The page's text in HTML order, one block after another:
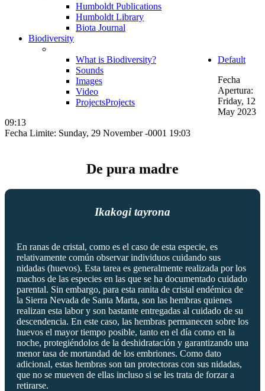
Humboldt Publications
Humboldt Library
Biota Journal
Biodiversity
What is Biodiversity?
Sounds
Images
Video
ProjectsProjects
Default
Fecha
Apertura:
Friday, 12
May 2023
09:13
Fecha Limite: Sunday, 29 November -0001 19:03
De pura madre
Ikakogi tayrona
En ranas de cristal, como es el caso de esta especie, es
relativamente común observar individuos cuidando sus
nidadas (huevos). Esta tarea es generalmente realizada por los
machos de las especies en las que se ha documentado cuidado
parental. Sin embargo, para esta ranita de cristal endémica de
la Sierra Nevada de Santa Marta, son las hembras quienes
realizan esta labor y son bastante entregadas al cuidado de su
descendencia. En este caso, las hembras permanecen sobre los
huevos el mayor tiempo posible, tanto en el día como en la
noche, protegiéndolos de la deshidratación y garantizando una
menor tasa de mortandad de los embriones. Como dato
adicional, estas hembras son tan protectoras con sus nidadas,
que no se mueven de ellas incluso si se les trata de forzar a
retirarse.